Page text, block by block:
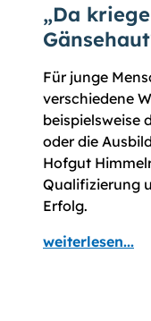
„Da
Für junge
verschiedene
beispielsweise
oder die
Hofgut
Qualifizierung
Erfolg.
weiterlesen...